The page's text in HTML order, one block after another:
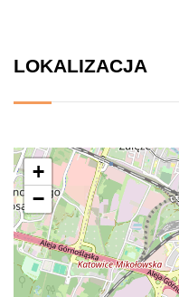
LOKALIZACJA
+
−